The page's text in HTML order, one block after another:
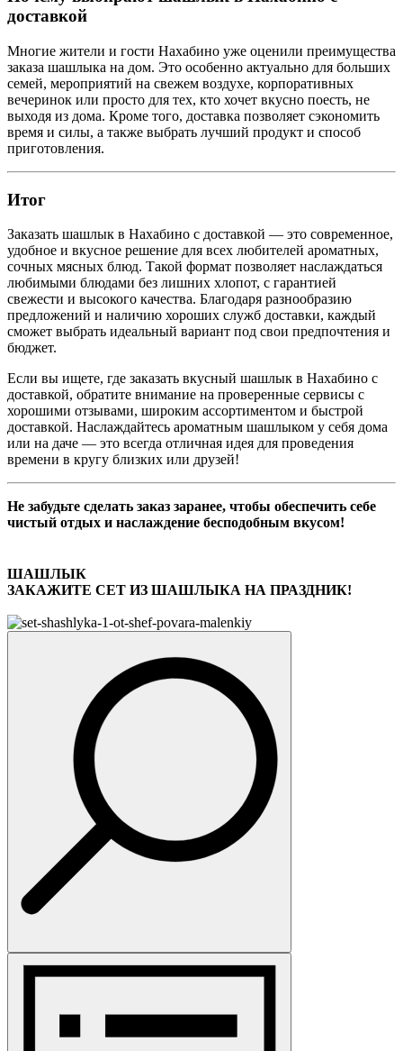
доставкой
Многие жители и гости Нахабино уже оценили преимущества
заказа шашлыка на дом. Это особенно актуально для больших
семей, мероприятий на свежем воздухе, корпоративных
вечеринок или просто для тех, кто хочет вкусно поесть, не
выходя из дома. Кроме того, доставка позволяет сэкономить
время и силы, а также выбрать лучший продукт и способ
приготовления.
Итог
Заказать шашлык в Нахабино с доставкой — это современное,
удобное и вкусное решение для всех любителей ароматных,
сочных мясных блюд. Такой формат позволяет наслаждаться
любимыми блюдами без лишних хлопот, с гарантией
свежести и высокого качества. Благодаря разнообразию
предложений и наличию хороших служб доставки, каждый
сможет выбрать идеальный вариант под свои предпочтения и
бюджет.
Если вы ищете, где заказать вкусный шашлык в Нахабино с
доставкой, обратите внимание на проверенные сервисы с
хорошими отзывами, широким ассортиментом и быстрой
доставкой. Наслаждайтесь ароматным шашлыком у себя дома
или на даче — это всегда отличная идея для проведения
времени в кругу близких или друзей!
Не забудьте сделать заказ заранее, чтобы обеспечить себе
чистый отдых и наслаждение бесподобным вкусом!
ШАШЛЫК
ЗАКАЖИТЕ СЕТ ИЗ ШАШЛЫКА НА ПРАЗДНИК!